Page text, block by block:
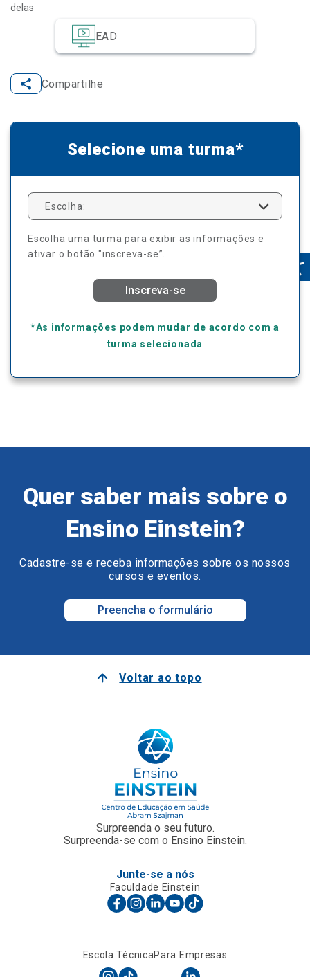
EAD
delas
Compartilhe
Selecione uma turma*
Escolha:
Escolha uma turma para exibir as informações e
ativar o botão "inscreva-se”.
Inscreva-se
*As informações podem mudar de acordo com a
turma selecionada
Quer saber mais sobre o
Ensino Einstein?
Cadastre-se e receba informações sobre os nossos
cursos e eventos.
Preencha o formulário
Voltar ao topo
Surpreenda o seu futuro.
Surpreenda-se com o Ensino Einstein.
Junte-se a nós
Faculdade Einstein
Escola TécnicaPara Empresas